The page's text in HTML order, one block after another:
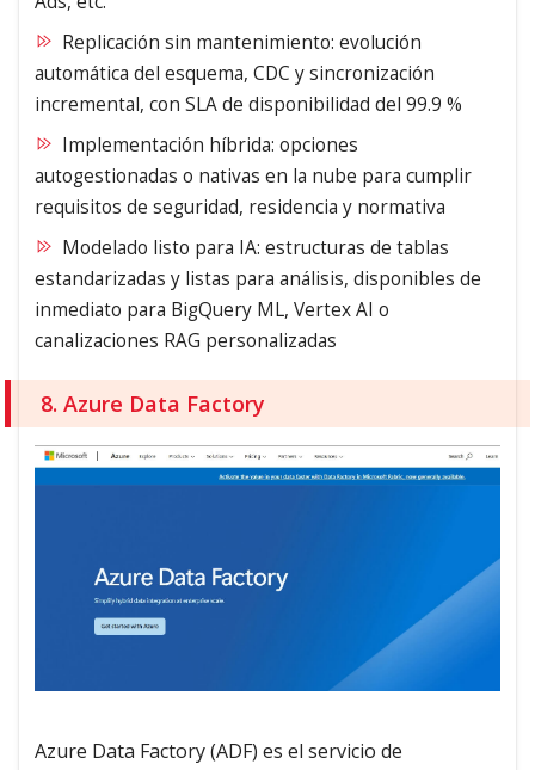
Replicación sin mantenimiento: evolución
automática del esquema, CDC y sincronización
incremental, con SLA de disponibilidad del 99.9 %
Implementación híbrida: opciones
autogestionadas o nativas en la nube para cumplir
requisitos de seguridad, residencia y normativa
Modelado listo para IA: estructuras de tablas
estandarizadas y listas para análisis, disponibles de
inmediato para BigQuery ML, Vertex AI o
canalizaciones RAG personalizadas
8. Azure Data Factory
Azure Data Factory (ADF) es el servicio de